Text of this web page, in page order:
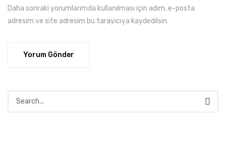
Daha sonraki yorumlarımda kullanılması için adım, e-posta
adresim ve site adresim bu tarayıcıya kaydedilsin.